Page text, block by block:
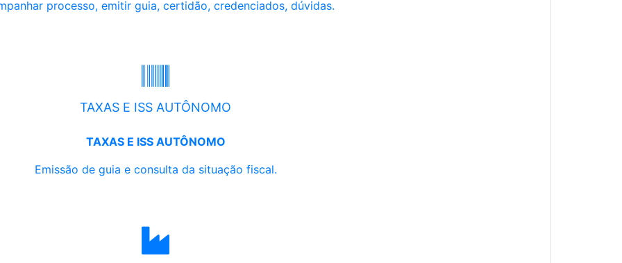
processo, emitir guia, certidão, credenciados, dúvidas.
TAXAS E ISS AUTÔNOMO
TAXAS E ISS AUTÔNOMO
Emissão de guia e consulta da situação fiscal.